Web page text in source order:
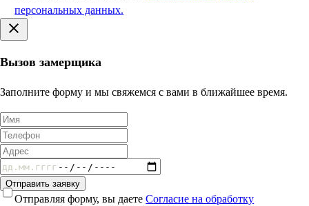
персональных данных.
Вызов замерщика
Заполните форму и мы свяжемся с вами в ближайшее время.
Отправить заявку
Отправляя форму, вы даетеСогласие на обработку